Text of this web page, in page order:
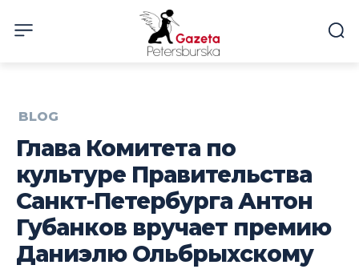
BLOG
Глава Комитета по
культуре Правительства
Санкт-Петербурга Антон
Губанков вручает премию
Даниэлю Ольбрыхскому